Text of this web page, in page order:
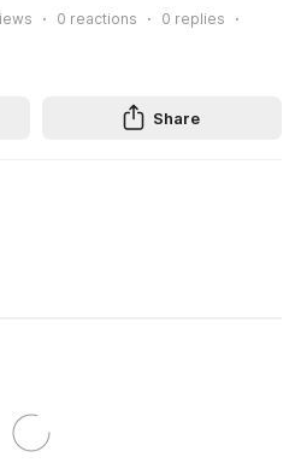
0 reactions 0 replies
Share